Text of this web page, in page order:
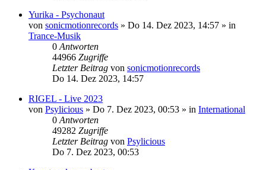
Yurika - Psychonaut
von sonicmotionrecords » Do 14. Dez 2023, 14:57 » in
Trance-Musik
0 Antworten
44966 Zugriffe
Letzter Beitrag von sonicmotionrecords
Do 14. Dez 2023, 14:57
RIGEL - Live 2023
von Psylicious » Do 7. Dez 2023, 00:53 » in International
0 Antworten
49282 Zugriffe
Letzter Beitrag von Psylicious
Do 7. Dez 2023, 00:53